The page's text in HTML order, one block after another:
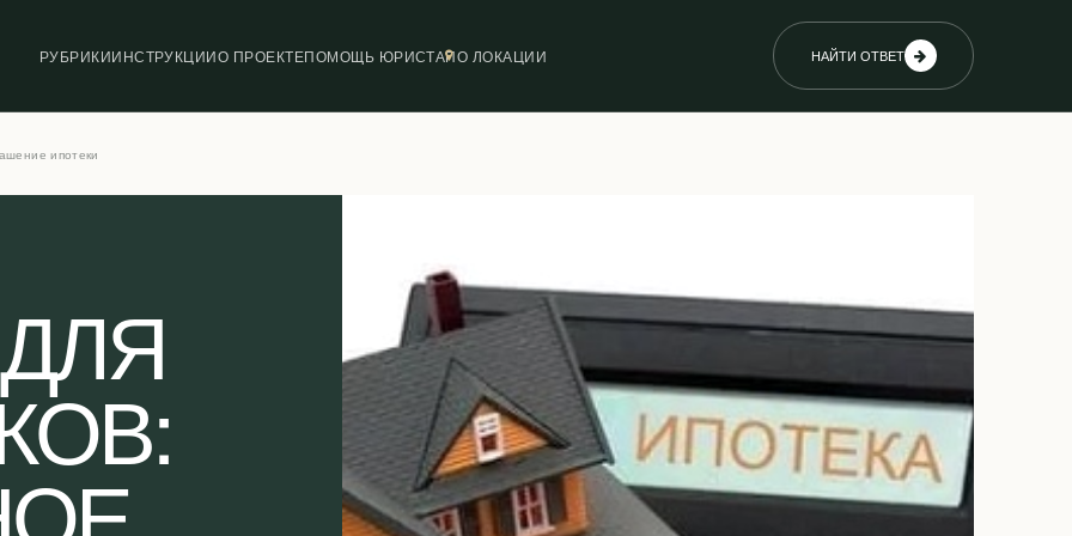
РУБРИКИИНСТРУКЦИИО ПРОЕКТЕПОМОЩЬ ЮРИСТАПО ЛОКАЦИИ НАЙТИ ОТВЕТ
ипотеки